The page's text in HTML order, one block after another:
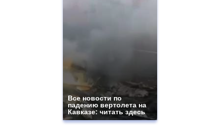
Все новости по
падению вертолета на
Кавказе: читать здесь